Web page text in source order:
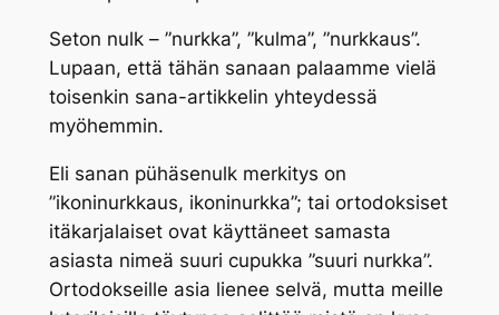
Seton nulk– ”nurkka”, ”kulma”, ”nurkkaus”.
Lupaan, että tähän sanaan palaamme vielä
toisenkin sana-artikkelin yhteydessä
myöhemmin.
Eli sanan pühäsenulkmerkitys on
”ikoninurkkaus, ikoninurkka”; tai ortodoksiset
itäkarjalaiset ovat käyttäneet samasta
asiasta nimeä suuri cupukka ”suuri nurkka”.
Ortodokseille asia lienee selvä, mutta meille